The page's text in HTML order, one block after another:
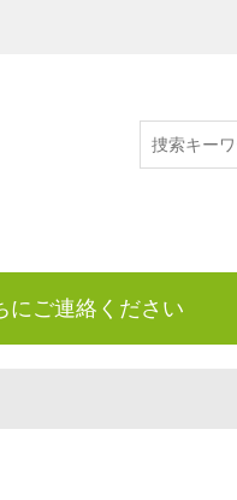
にご連絡ください